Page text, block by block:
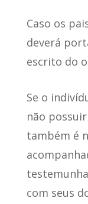
Caso os
deverá
escrito do
Se o
não
também é
com seus